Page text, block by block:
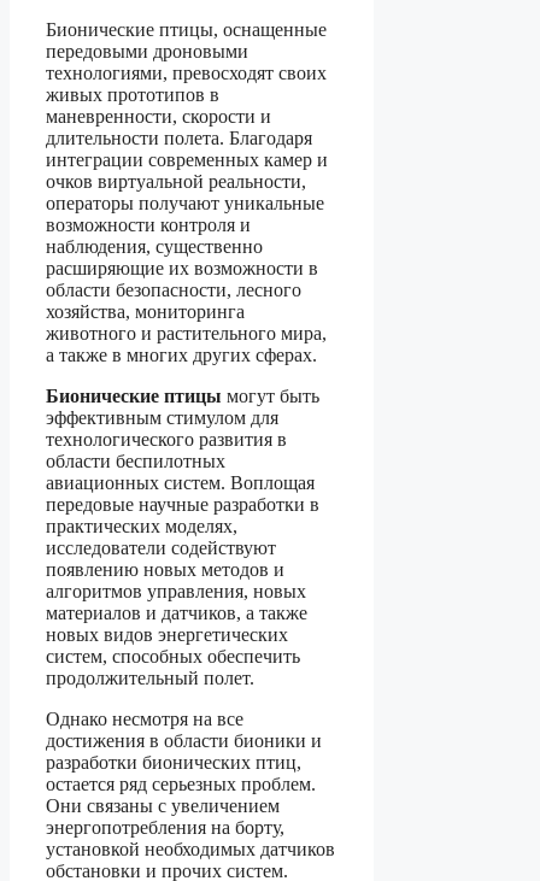
Бионические птицы, оснащенные
передовыми дроновыми
технологиями, превосходят своих
живых прототипов в
маневренности, скорости и
длительности полета. Благодаря
интеграции современных камер и
очков виртуальной реальности,
операторы получают уникальные
возможности контроля и
наблюдения, существенно
расширяющие их возможности в
области безопасности, лесного
хозяйства, мониторинга
животного и растительного мира,
а также в многих других сферах.
Бионические птицы могут быть
эффективным стимулом для
технологического развития в
области беспилотных
авиационных систем. Воплощая
передовые научные разработки в
практических моделях,
исследователи содействуют
появлению новых методов и
алгоритмов управления, новых
материалов и датчиков, а также
новых видов энергетических
систем, способных обеспечить
продолжительный полет.
Однако несмотря на все
достижения в области бионики и
разработки бионических птиц,
остается ряд серьезных проблем.
Они связаны с увеличением
энергопотребления на борту,
установкой необходимых датчиков
обстановки и прочих систем.